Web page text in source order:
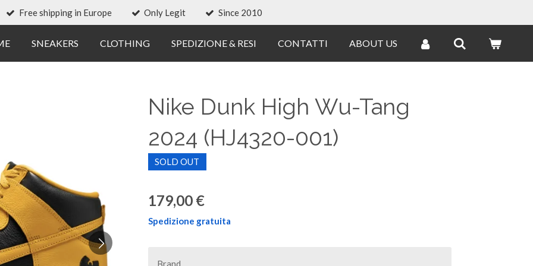
Free shipping in Europe Only Legit Since 2010
SNEAKERS CLOTHING SPEDIZIONE & RESI CONTATTI ABOUT US
Nike Dunk High Wu-Tang
2024 (HJ4320-001)
SOLD OUT
179,00 €
Spedizione gratuita
Brand